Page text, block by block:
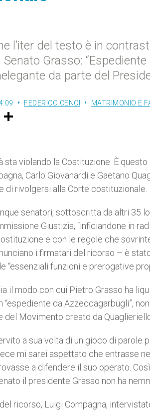
l’iter del testo è in
Grasso:
da parte del
FEDERICO CENCI MATRIMONIO E
w
sta violando la Costituzione. È
Carlo Giovanardi e Gaetano
di rivolgersi alla Corte costituzionale.
senatori, sottoscritta da altri 35
Giustizia, “inficiandone in
e con le regole che
i firmatari del ricorso – è
“essenziali funzioni e prerogative
il modo con cui Pietro Grasso ha
da Azzeccagarbugli”,
del Movimento creato da
a sua volta di un gioco di parole
mi sarei aspettato che entrasse
a difendere il suo operato.
il presidente Grasso non ha
ricorso, Luigi Compagna,